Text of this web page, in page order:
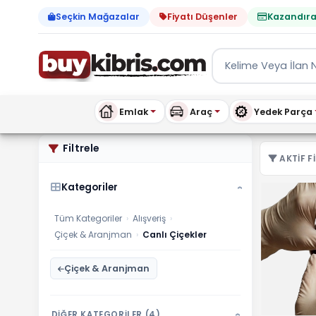
Seçkin Mağazalar Fiyatı Düşenler
Emlak Araç Yedek Parça
Çiçek & Aranjman
Filtrele
Kategoriler ›
Tüm Kategoriler › Alışveriş ›
Çiçek & Aranjman › Canlı Çiçekler
Çiçek & Aranjman
›
AKTIF